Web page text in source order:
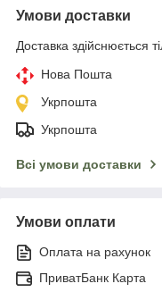
Умови доставки
Доставка здійснюється
Нова Пошта
Укрпошта
Укрпошта
Всі умови доставки
Умови оплати
Оплата на рахунок
ПриватБанк Карта